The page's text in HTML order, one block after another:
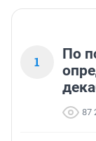
1
По
87